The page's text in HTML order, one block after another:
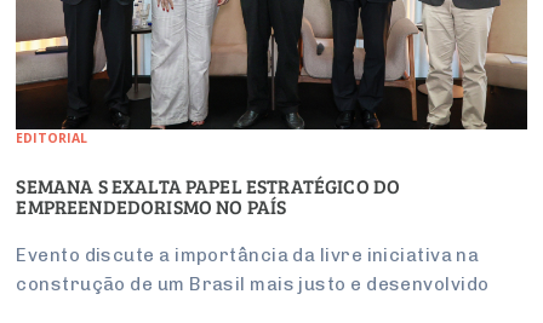
EDITORIAL
SEMANA S EXALTA PAPEL ESTRATÉGICO DO
EMPREENDEDORISMO NO PAÍS
Evento discute a importância da livre iniciativa na
construção de um Brasil mais justo e desenvolvido